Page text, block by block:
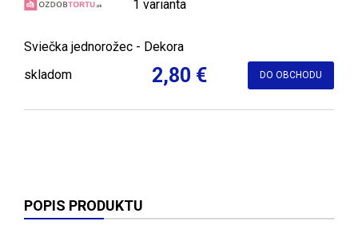
1 varianta
Sviečka jednorožec - Dekora
skladom
2,80 € DO OBCHODU
POPIS PRODUKTU